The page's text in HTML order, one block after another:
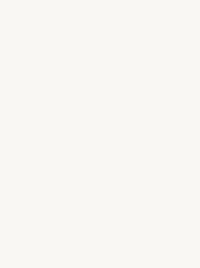
ら委託を受けて行う健康診断等に
責任保険などに係る、医療に関
同意しがたい事項がある場合に